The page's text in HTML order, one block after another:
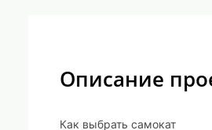
Описание
Как выбрать самокат